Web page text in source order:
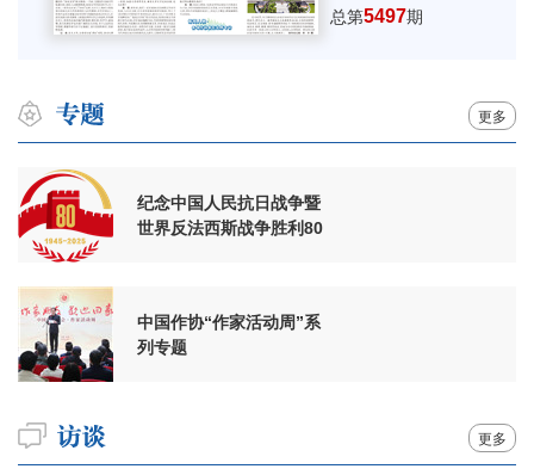
总第5497期
更多
纪念中国人民抗日战争暨
世界反法西斯战争胜利80
中国作协“作家活动周”系
列专题
更多